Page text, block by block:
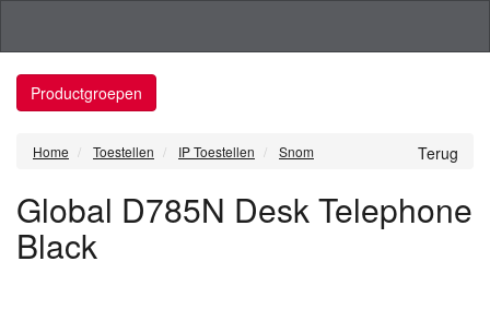
Productgroepen
Terug
Home Toestellen IP Toestellen Snom
Global D785N Desk Telephone
Black